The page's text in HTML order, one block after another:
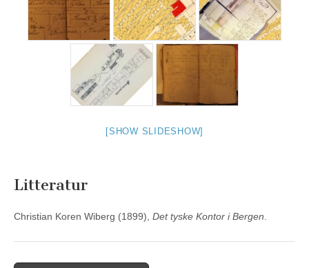
[SHOW SLIDESHOW]
Litteratur
Christian Koren Wiberg (1899), Det tyske Kontor i Bergen.